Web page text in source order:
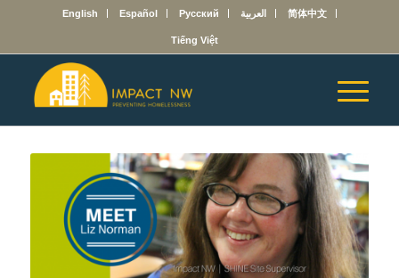
English Español Русский العربية 简体中文
Tiếng Việt